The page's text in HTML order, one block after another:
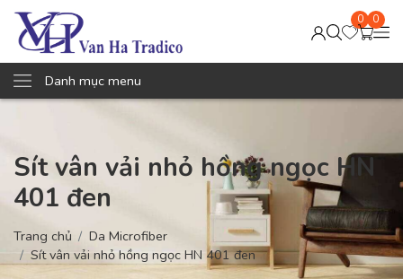
0 0
Danh mục menu
Sít vân vải nhỏ hồng ngọc HN
401 đen
Trang chủ
Da Microfiber
Sít vân vải nhỏ hồng ngọc HN 401 đen